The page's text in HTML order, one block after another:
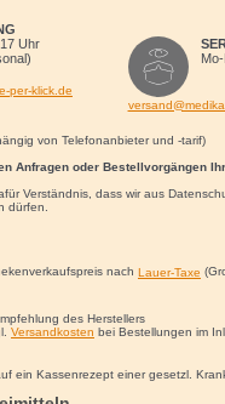
Uhr
per-klick.de
von Telefonanbieter und -tarif)
Anfragen oder Bestellvorgängen
Verständnis, dass wir aus
dürfen.
nach Lauer-Taxe
des Herstellers
Versandkosten bei Bestellungen im
ein Kassenrezept einer gesetzl.